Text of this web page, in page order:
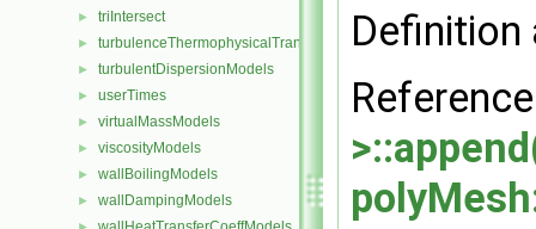
► triIntersect
► turbulenceThermophysicalTransportModels
► turbulentDispersionModels
► userTimes
► virtualMassModels
► viscosityModels
► wallBoilingModels
► wallDampingModels